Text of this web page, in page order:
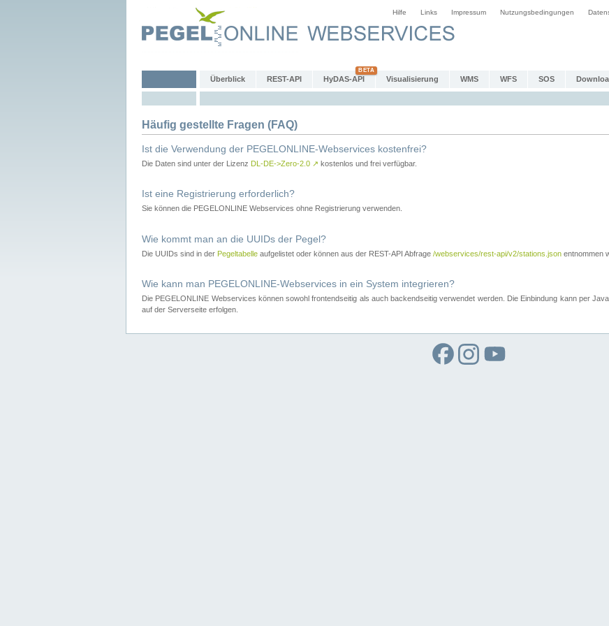
Hilfe Links Impressum Nutzungsbedingungen
Überblick REST-API HyDAS-API Visualisierung WMS WFS SOS
Häufig gestellte Fragen (FAQ)
Ist die Verwendung der PEGELONLINE-Webservices kostenfrei?
Die Daten sind unter der Lizenz DL-DE->Zero-2.0 ↗ kostenlos und frei verfügbar.
Ist eine Registrierung erforderlich?
Sie können die PEGELONLINE Webservices ohne Registrierung verwenden.
Wie kommt man an die UUIDs der Pegel?
Die UUIDs sind in der Pegeltabelle aufgelistet oder können aus der REST-API Abfrage /webservices/rest-api/v2/stations.json entnommen
Wie kann man PEGELONLINE-Webservices in ein System integrieren?
Die PEGELONLINE Webservices können sowohl frontendseitig als auch backendseitig verwendet werden. Die Einbindung kann per
auf der Serverseite erfolgen.